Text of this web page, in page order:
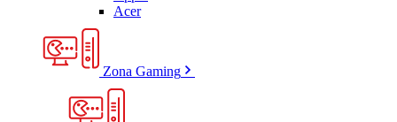
Acer
Zona Gaming